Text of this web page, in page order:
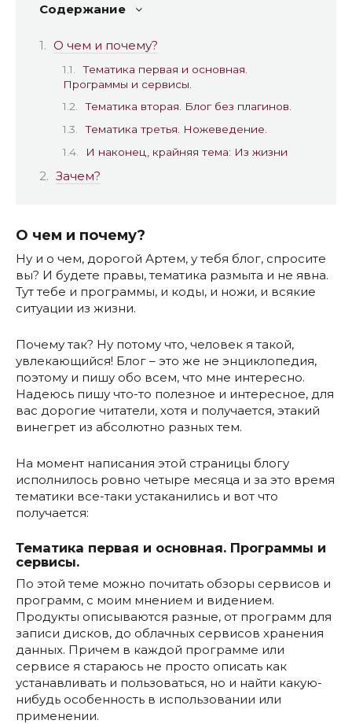
Содержание
О чем и почему?
Тематика первая и основная.
Программы и сервисы.
Тематика вторая. Блог без плагинов.
Тематика третья. Ножеведение.
И наконец, крайняя тема: Из жизни
Зачем?
О чем и почему?
Ну и о чем, дорогой Артем, у тебя блог, спросите
вы? И будете правы, тематика размыта и не явна.
Тут тебе и программы, и коды, и ножи, и всякие
ситуации из жизни.
Почему так? Ну потому что, человек я такой,
увлекающийся! Блог – это же не энциклопедия,
поэтому и пишу обо всем, что мне интересно.
Надеюсь пишу что-то полезное и интересное, для
вас дорогие читатели, хотя и получается, этакий
винегрет из абсолютно разных тем.
На момент написания этой страницы блогу
исполнилось ровно четыре месяца и за это время
тематики все-таки устаканились и вот что
получается:
Тематика первая и основная. Программы и
сервисы.
По этой теме можно почитать обзоры сервисов и
программ, с моим мнением и видением.
Продукты описываются разные, от программ для
записи дисков, до облачных сервисов хранения
данных. Причем в каждой программе или
сервисе я стараюсь не просто описать как
устанавливать и пользоваться, но и найти какую-
нибудь особенность в использовании или
применении.